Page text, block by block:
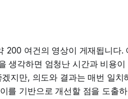
200 여건의 영상이 게재됩니다.
생각하면 엄청난 시간과 비용
지만, 의도와 결과는 매번 일치
를 기반으로 개선할 점을 도출